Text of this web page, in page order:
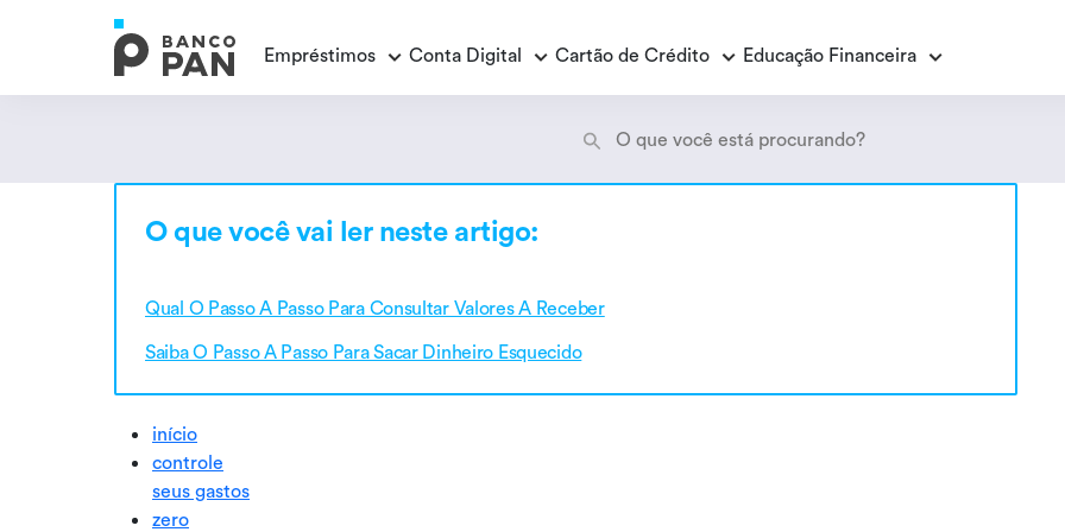
Empréstimos
Empréstimo Consignado
Conta Digital Cartão de Crédito Educação Financeira
Encontramos
O que você vai ler neste artigo:
Qual O Passo A Passo Para Consultar Valores A Receber
Saiba O Passo A Passo Para Sacar Dinheiro Esquecido
início
controle
seus gastos
zero